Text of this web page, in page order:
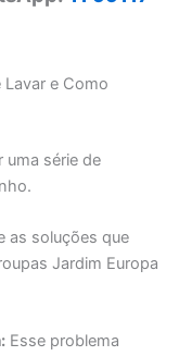
e Como
uma série de
as soluções que
Jardim Europa
Esse problema